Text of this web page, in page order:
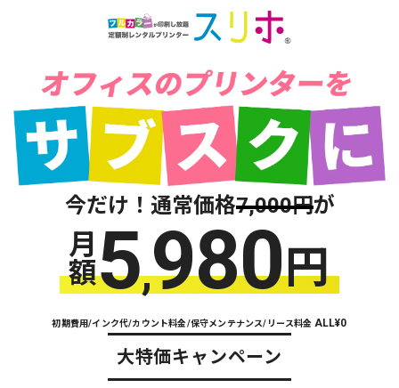
今だけ！通常価格7,000円が
月
額5,980円
初期費用/インク代/カウント料金/保守メンテナンス/リース料金 ALL¥0
大特価キャンペーン